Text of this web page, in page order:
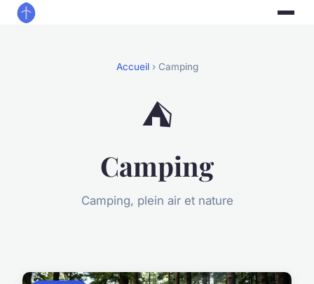
Accueil› Camping
⛺
Camping
Camping, plein air et nature